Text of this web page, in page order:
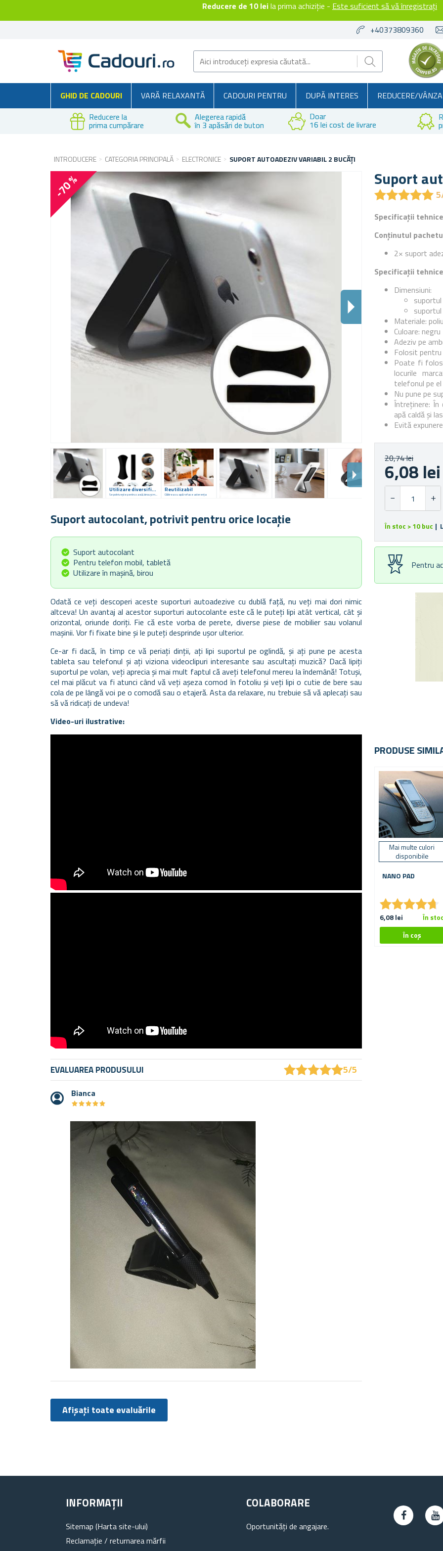
Reducere de 10 leila prima achiziție - Este suficient să vă înregistrați
+40373809360
GHID DE CADOURI VARĂ RELAXANTĂ CADOURI PENTRU DUPĂ INTERES REDUCERE/
Reducere la
prima cumpărare
Alegerea rapidă
în 3 apăsări de buton
Doar
16 lei cost de livrare
INTRODUCERE CATEGORIA PRINCIPALĂ ELECTRONICE SUPORT AUTOADEZIV VARIABIL 2 BUCĂȚI
Suport
★★★★★
★★★★★
-70 %
Utilizare diversificată
Se potrivește pentru casă, birou și mașină
Reutilizabil
Clătirea cu apă reface aderența
Specificații tehnice
Conținutul
2× suport
Specificații
Dimensiuni:
Materiale:
Culoare: negru
Adeziv pe
Folosit
Poate fi
locurile
telefonul pe el
Nu pune pe
Întreținere: În
apă caldă și
Evită
20,74 lei
6,08 lei
În stoc > 10 buc |
Pentru
Suport autocolant, potrivit pentru orice locație
Suport autocolant
Pentru telefon mobil, tabletă
Utilizare în mașină, birou
Odată ce veți descoperi aceste suporturi autoadezive cu dublă față, nu veți mai dori nimic
altceva! Un avantaj al acestor suporturi autocolante este că le puteți lipi atât vertical, cât și
orizontal, oriunde doriți. Fie că este vorba de perete, diverse piese de mobilier sau volanul
mașinii. Vor fi fixate bine și le puteți desprinde ușor ulterior.
Ce-ar fi dacă, în timp ce vă periați dinții, ați lipi suportul pe oglindă, și ați pune pe acesta
tableta sau telefonul și ați viziona videoclipuri interesante sau ascultați muzică? Dacă lipiți
suportul pe volan, veți aprecia și mai mult faptul că aveți telefonul mereu la îndemână! Totuși,
cel mai plăcut va fi atunci când vă veți așeza comod în fotoliu și veți lipi o cutie de bere sau
cola de pe lângă voi pe o comodă sau o etajeră. Asta da relaxare, nu trebuie să vă aplecați sau
să vă ridicați de undeva!
Video-uri ilustrative:
PRODUSE
Mai multe culori
disponibile
NANO PAD
★★★★★
★★★★★
6,08 lei În stoc
EVALUAREA PRODUSULUI ★★★★★
★★★★★5/5
Bianca
★★★★★
★★★★★
Afișați toate evaluările
INFORMAȚII
Sitemap (Harta site-ului)
Reclamație / returnarea mărfii
COLABORARE
Oportunități de angajare.